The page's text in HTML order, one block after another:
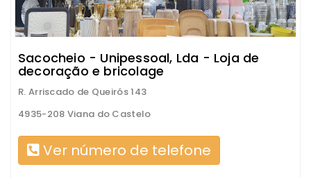
Sacocheio - Unipessoal, Lda - Loja de
decoração e bricolage
R. Arriscado de Queirós 143
4935-208 Viana do Castelo
Ver número de telefone